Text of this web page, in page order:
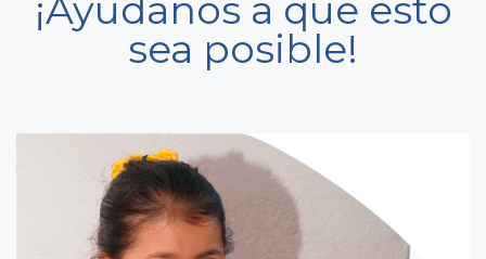
¡Ayúdanos a que esto
sea posible!